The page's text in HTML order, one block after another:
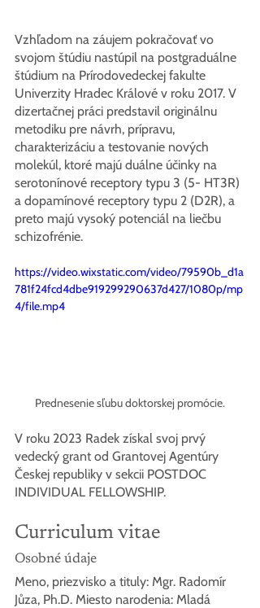
Vzhľadom na záujem pokračovať vo
svojom štúdiu nastúpil na postgraduálne
štúdium na Prírodovedeckej fakulte
Univerzity Hradec Králové v roku 2017. V
dizertačnej práci predstavil originálnu
metodiku pre návrh, prípravu,
charakterizáciu a testovanie nových
molekúl, ktoré majú duálne účinky na
serotonínové receptory typu 3 (5- HT3R)
a dopamínové receptory typu 2 (D2R), a
preto majú vysoký potenciál na liečbu
schizofrénie.
https://video.wixstatic.com/video/79590b_d1a
781f24fcd4dbe919299290637d427/1080p/mp
4/file.mp4
Prednesenie sľubu doktorskej promócie.
V roku 2023 Radek získal svoj prvý
vedecký grant od Grantovej Agentúry
Českej republiky v sekcii POSTDOC
INDIVIDUAL FELLOWSHIP.
Curriculum vitae
Osobné údaje
Meno, priezvisko a tituly: Mgr. Radomír
Jůza, Ph.D. Miesto narodenia: Mladá